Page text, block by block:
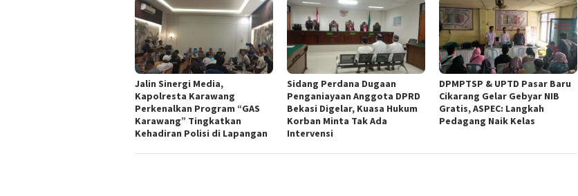
Jalin Sinergi Media,
Kapolresta Karawang
Perkenalkan Program “GAS
Karawang” Tingkatkan
Kehadiran Polisi di Lapangan
Sidang Perdana Dugaan
Penganiayaan Anggota DPRD
Bekasi Digelar, Kuasa Hukum
Korban Minta Tak Ada
Intervensi
DPMPTSP & UPTD Pasar Baru
Cikarang Gelar Gebyar NIB
Gratis, ASPEC: Langkah
Pedagang Naik Kelas